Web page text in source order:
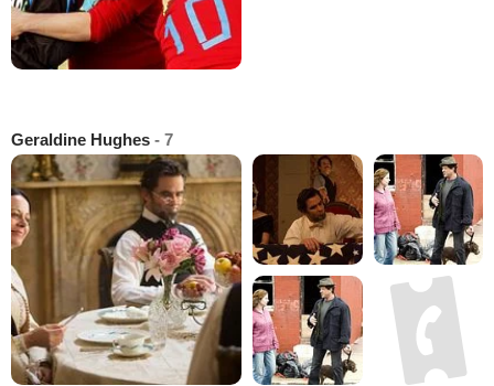
Geraldine Hughes - 7